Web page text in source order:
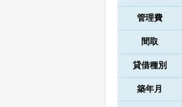
管理費
間取
貸借種別
築年月